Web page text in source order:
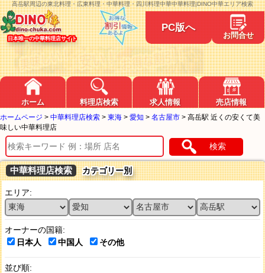
高岳駅周辺の東北料理・広東料理・中華料理・四川料理中華中華料理|DINO中華エリア検索
日本唯一の中華料理店サイト
PC版へ
お問合せ
ホーム 料理店検索 求人情報 売店情報
ホームページ > 中華料理店検索 > 東海 > 愛知 > 名古屋市 > 高岳駅 近くの安くて美
味しい中華料理店
検索
中華料理店検索 カテゴリー別
エリア:
オーナーの国籍:
日本人
中国人 その他
並び順: